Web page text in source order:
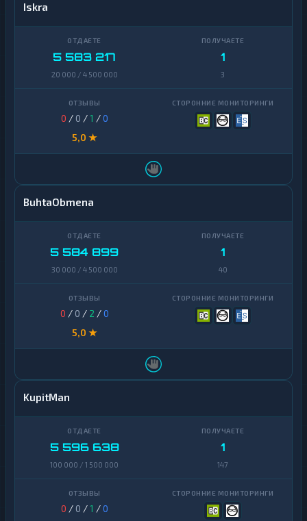
Iskra
5 583 217
20 000 / 4 500 000
1
3
0 / 0 /1 /0
5,0 ★
BuhtaObmena
5 584 899
30 000 / 4 500 000
1
40
0 / 0 / 2 /0
5,0 ★
KupitMan
5 596 638
100 000 / 1 500 000
1
147
0 / 0 /1 /0